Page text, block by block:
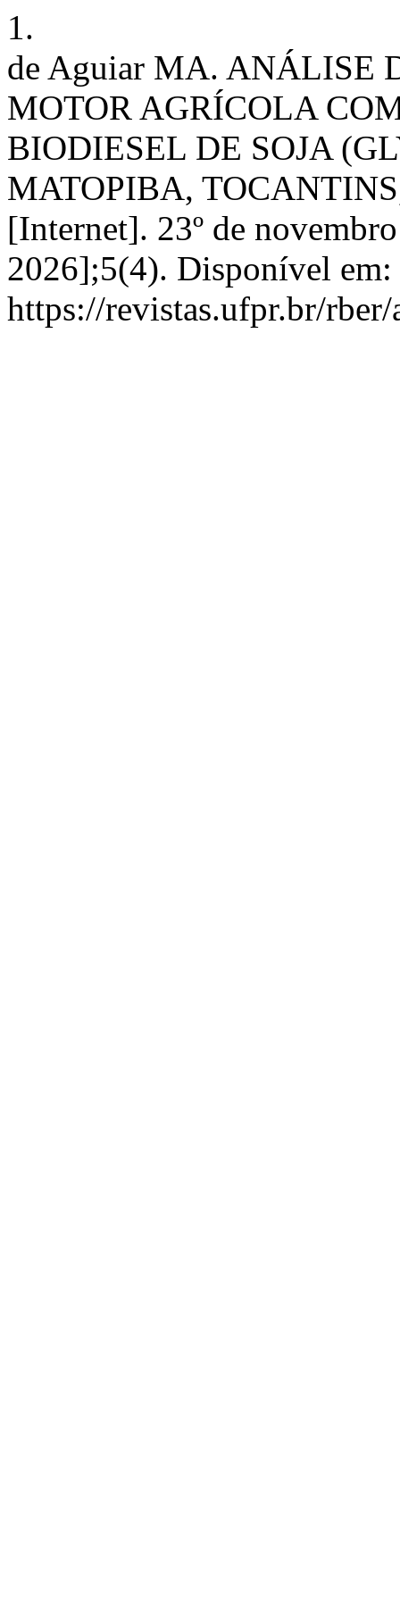
1.
de Aguiar MA. ANÁLISE
MOTOR AGRÍCOLA
BIODIESEL DE SOJA
MATOPIBA,
[Internet]. 23º de
2026];5(4). Disponível em:
https://revistas.ufpr.br/